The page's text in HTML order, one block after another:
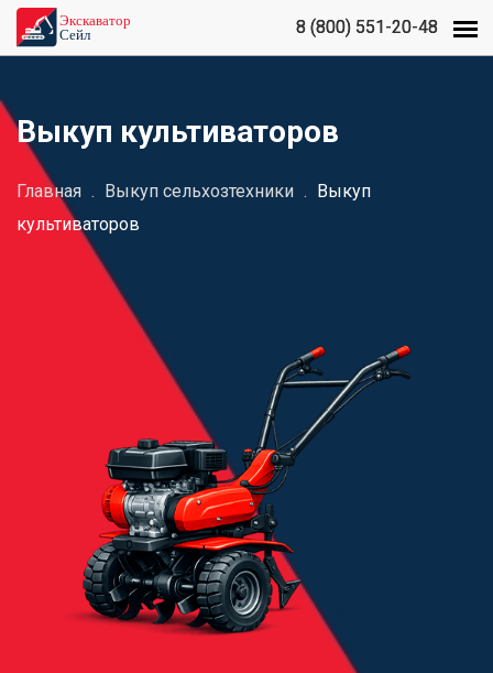
8 (800) 551-20-48
8 (800) 551-20-48
Выкуп культиваторов
Главная . Выкуп сельхозтехники . Выкуп
культиваторов